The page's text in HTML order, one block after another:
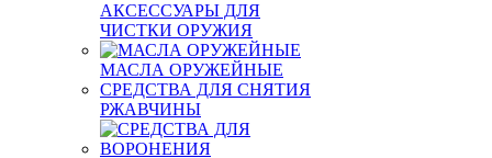
АКСЕССУАРЫ ДЛЯ
ЧИСТКИ ОРУЖИЯ
МАСЛА ОРУЖЕЙНЫЕ
СРЕДСТВА ДЛЯ СНЯТИЯ
РЖАВЧИНЫ